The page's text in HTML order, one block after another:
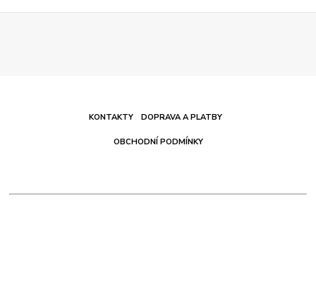
KONTAKTY DOPRAVA A PLATBY
OBCHODNÍ PODMÍNKY